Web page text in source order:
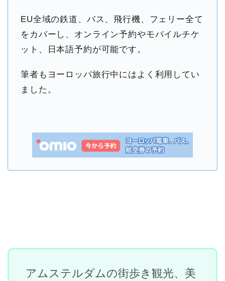
EU全域の鉄道、バス、飛行機、フェリー全て
をカバーし、オンライン予約やモバイルチケ
ット、日本語予約が可能です。
筆者もヨーロッパ旅行中にはよく利用してい
ました。
アムステルダムの街歩き観光、美